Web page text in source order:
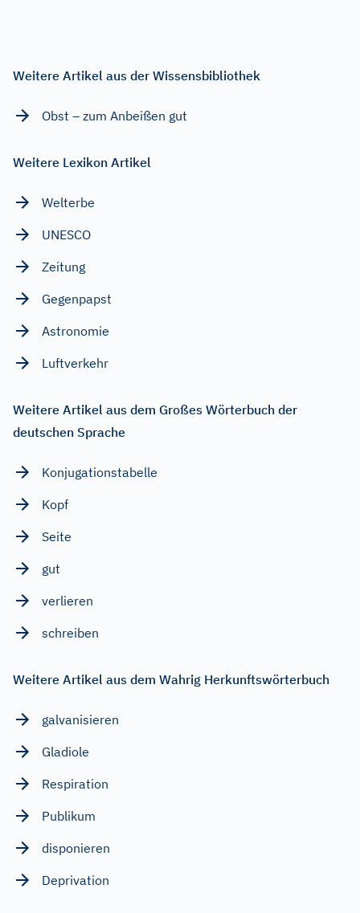
Weitere Artikel aus der Wissensbibliothek
Obst – zum Anbeißen gut
Weitere Lexikon Artikel
Welterbe
UNESCO
Zeitung
Gegenpapst
Astronomie
Luftverkehr
Weitere Artikel aus dem Großes Wörterbuch der
deutschen Sprache
Konjugationstabelle
Kopf
Seite
gut
verlieren
schreiben
Weitere Artikel aus dem Wahrig Herkunftswörterbuch
galvanisieren
Gladiole
Respiration
Publikum
disponieren
Deprivation